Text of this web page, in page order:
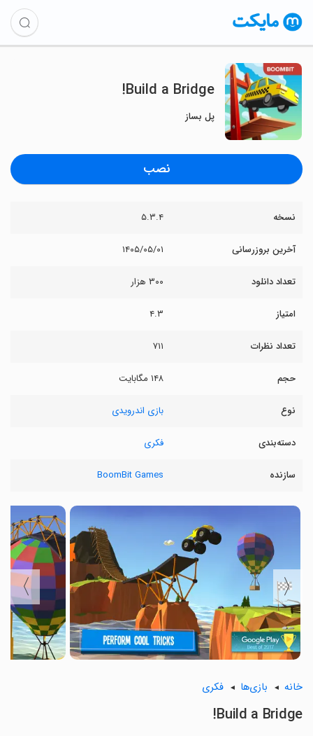
Build a Bridge!
پل بساز
نصب
نسخه ۵.۳.۴
آخرین بروزرسانی ۱۴۰۵/۰۵/۰۱
تعداد دانلود ۳۰۰ هزار
امتیاز ۴.۳
تعداد نظرات ۷۱۱
حجم ۱۴۸ مگابایت
نوع بازی اندرویدی
دسته‌بندی فکری
سازنده BoomBit Games
〈
〉
خانه بازی‌ها فکری
Build a Bridge!